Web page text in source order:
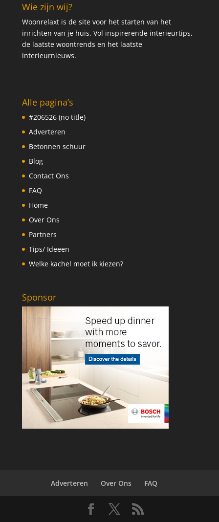
Wie zijn wij?
Woonrelaxt is de site voor het starten van het
inrichten van je huis. Vol inspirerende interieurtips,
de laatste woontrends en het laatste
interieurnieuws.
Alle pagina’s
#206526 (no title)
Adverteren
Betonnen schuur
Blog
Contact Ons
FAQ
Home
Over Ons
Partners
Tips/ Ideeen
Welke kachel moet ik kiezen?
Sponsor
Adverteren Over Ons FAQ